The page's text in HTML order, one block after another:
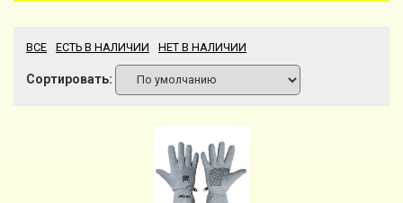
ВСЕ ЕСТЬ В НАЛИЧИИ НЕТ В НАЛИЧИИ
Сортировать: